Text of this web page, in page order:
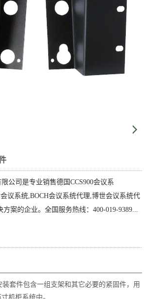
公司是专业销售德国CCS900会议系
议系统,BOCH会议系统代理,博世会议系统代
案的企业。全国服务热线：400-019-9389...
装套件包含一组支架和其它必要的紧固件，用
机柜系统中。